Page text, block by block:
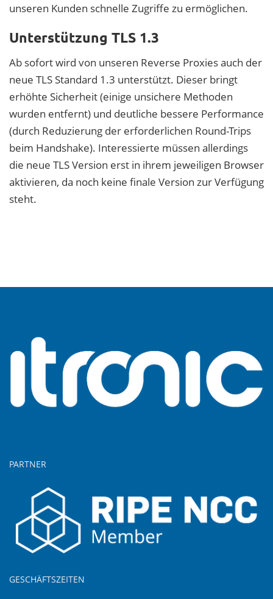
unseren Kunden schnelle Zugriffe zu ermöglichen.
Unterstützung TLS 1.3
Ab sofort wird von unseren Reverse Proxies auch der
neue TLS Standard 1.3 unterstützt. Dieser bringt
erhöhte Sicherheit (einige unsichere Methoden
wurden entfernt) und deutliche bessere Performance
(durch Reduzierung der erforderlichen Round-Trips
beim Handshake). Interessierte müssen allerdings
die neue TLS Version erst in ihrem jeweiligen Browser
aktivieren, da noch keine finale Version zur Verfügung
steht.
PARTNER
GESCHÄFTSZEITEN